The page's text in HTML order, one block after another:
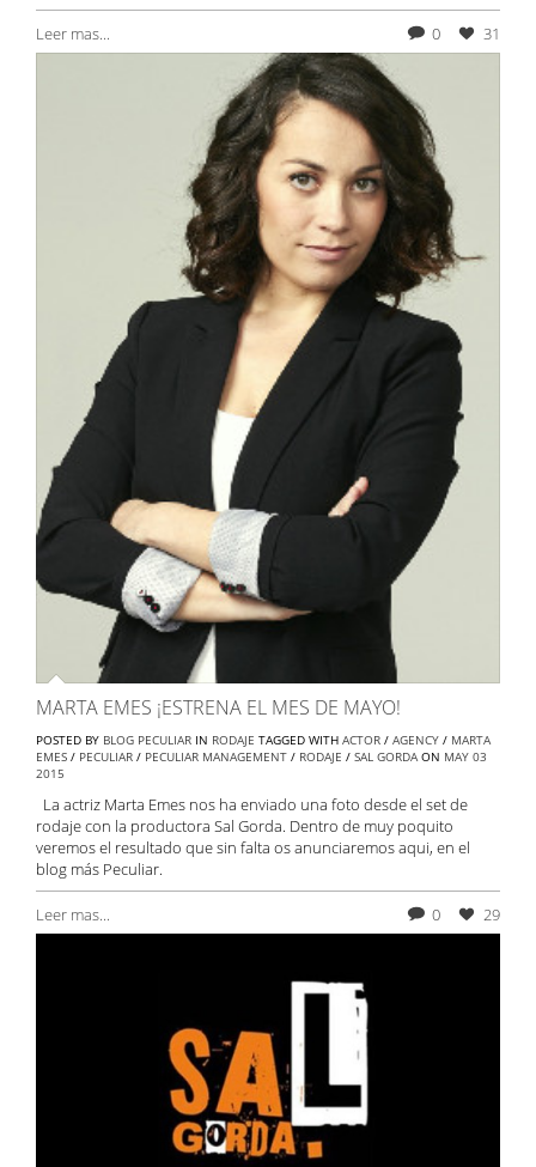
Leer mas... 0 31
MARTA EMES ¡ESTRENA EL MES DE MAYO!
POSTED BY BLOG PECULIAR IN RODAJE TAGGED WITH ACTOR / AGENCY / MARTA
EMES / PECULIAR / PECULIAR MANAGEMENT / RODAJE / SAL GORDAON MAY 03
2015
La actriz Marta Emes nos ha enviado una foto desde el set de
rodaje con la productora Sal Gorda. Dentro de muy poquito
veremos el resultado que sin falta os anunciaremos aqui, en el
blog más Peculiar.
Leer mas... 0 29